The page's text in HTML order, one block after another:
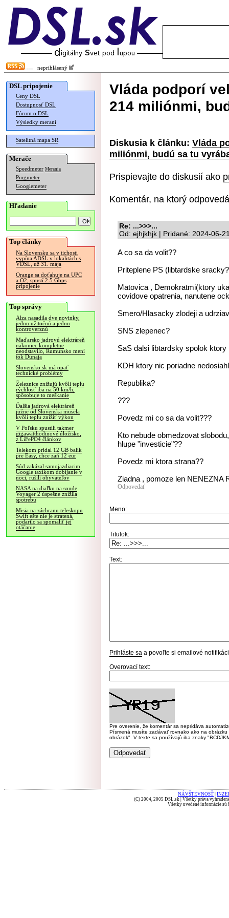
neprihlásený
DSL pripojenie
Ceny DSL
Dostupnosť DSL
Fórum o DSL
Výsledky meraní
Satelitná mapa SR
Merače
Speedmeter Merania
Pingmeter
Googlemeter
Hľadanie
Top články
Na Slovensku sa v tichosti
vypína ADSL v lokalitách s
VDSL, už 31. mája
Orange sa doťahuje na UPC
a O2, spustí 2.5 Gbps
pripojenie
Top správy
Alza nasadila dve novinky,
jednu užitočnú a jednu
kontroverznú
Maďarsko jadrovú elektráreň
nakoniec kompletne
neodstavilo, Rumunsko mení
tok Dunaja
Slovensko.sk má opäť
technické problémy
Železnice znižujú kvôli teplu
rýchlosť iba na 50 km/h,
spôsobuje to meškanie
Ďalšia jadrová elektráreň
južne od Slovenska musela
kvôli teplu znížiť výkon
V Poľsku spustili takmer
gigawatthodinové úložisko,
z LiFePO4 článkov
Telekom pridal 12 GB balík
pre Easy, chce zaň 12 eur
Súd zakázal samojazdiacim
Google taxíkom dobíjanie v
noci, rušili obyvateľov
NASA na diaľku na sonde
Voyager 2 úspešne znížila
spotrebu
Misia na záchranu teleskopu
Swift ešte nie je stratená,
podarilo sa spomaliť jej
otáčanie
Vláda podporí
214 miliónmi,
Diskusia k článku: Vláda
miliónmi, budú sa tu
Prispievajte do diskusií ako
Komentár, na ktorý
Re: ...>>>...
Od: ejhjkhjk | Pridané: 2024-06-
A co sa da volit??
Priteplene PS (libtardske
Matovica , Demokratmi(ktory
covidove opatrenia, nanutene
Smero/Hlasacky zlodeji a
SNS zlepenec?
SaS dalsi libtardsky spolok
KDH ktory nic poriadne
Republika?
???
Povedz mi co sa da volit???
Kto nebude obmedzovat
hlupe "investicie"??
Povedz mi ktora strana??
Ziadna , pomoze len NENEZNA
Odpovedať
Meno:
Titulok:
Text:
Prihláste sa a povoľte si emailové
Overovací text:
Pre overenie, že komentár sa nepridáva
Písmená musíte zadávať rovnako ako na
obrázok". V texte sa používajú iba znaky
NÁVŠTEVNOSŤ
(C) 2004, 2005 DSL.sk | Všetky práva
Všetky uvedené informácie sú